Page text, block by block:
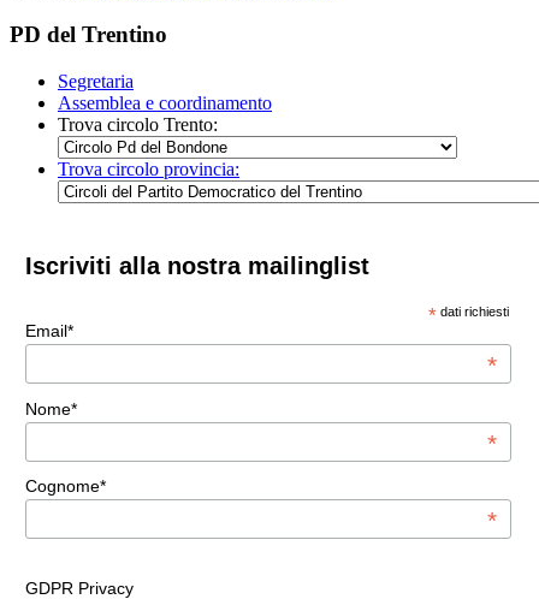
PD del Trentino
Segretaria
Assemblea e coordinamento
Trova circolo Trento:
Trova circolo provincia:
Iscriviti alla nostra mailinglist
* dati richiesti
Email*
*
Nome*
*
Cognome*
*
GDPR Privacy